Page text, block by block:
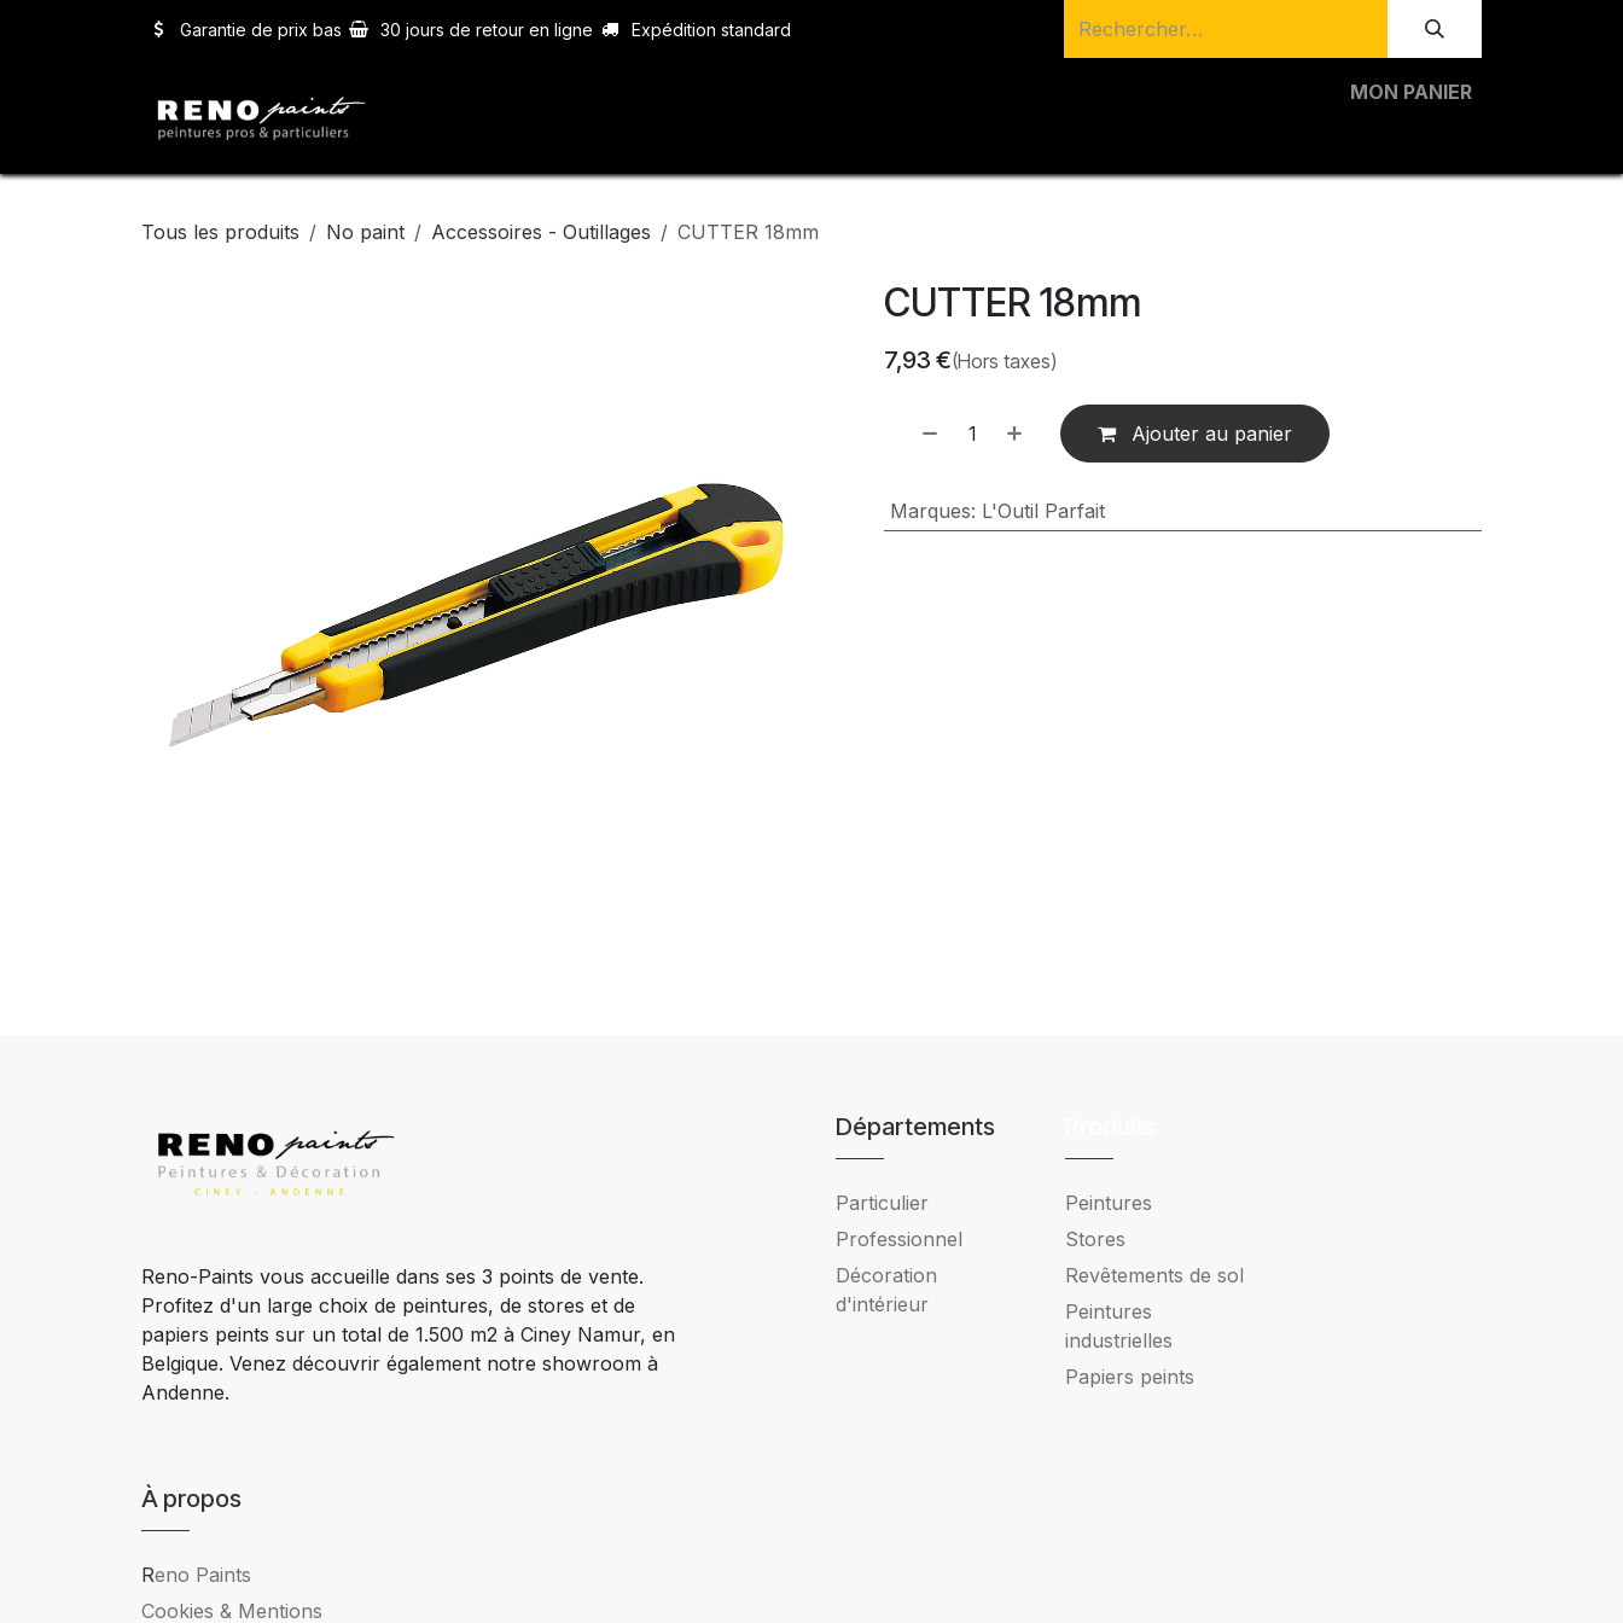
Garantie de prix bas 30 jours de retour en ligne Expédition standard
MON PANIER
Tous les produits No paint Accessoires - Outillages CUTTER 18mm
CUTTER 18mm
7,93 €(Hors taxes)
Ajouter au panier
Marques: L'Outil Parfait
Reno-Paints vous accueille dans ses 3 points de vente.
Profitez d'un large choix de peintures, de stores et de
papiers peints sur un total de 1.500 m2 à Ciney Namur, en
Belgique. Venez découvrir également notre showroom à
Andenne.
Départements
Particulier
Professionnel
Décoration
d'intérieur
Peintures
Stores
Revêtements de sol
Peintures
industrielles
Papiers peints
À propos
Reno Paints
Cookies & Mentions